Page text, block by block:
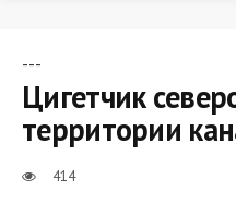
---
Цигетчик
территории
414